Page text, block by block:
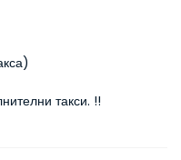
такси. !!